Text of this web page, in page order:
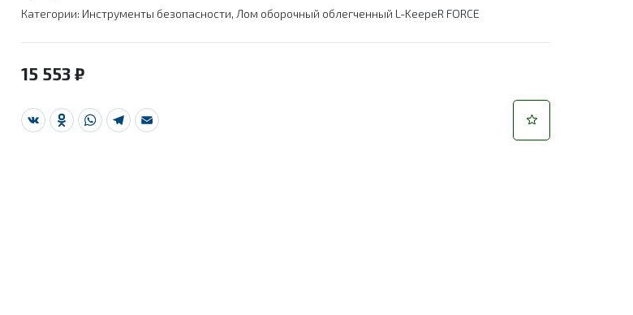
Категории: Инструменты безопасности, Лом оборочный облегченный L-KeepeR FORCE
15 553 ₽
VK Odnoklassniki
WhatsApp
Telegram
Email